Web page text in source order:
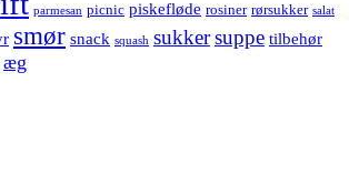
parmesan picnic piskefløde rosiner rørsukker salat
smør snack squash sukkersuppe tilbehør
æg